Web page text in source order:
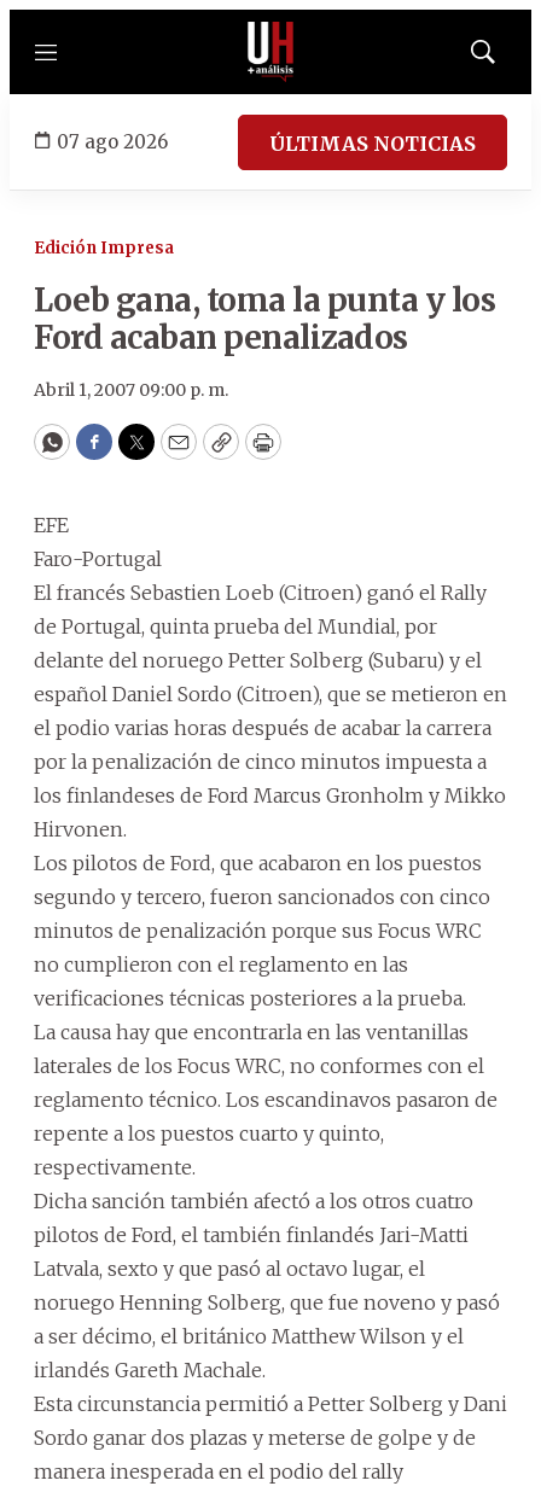
Menú
Mostrar
07 ago 2026 ÚLTIMAS NOTICIAS
Edición Impresa
Loeb gana, toma la punta y los
Ford acaban penalizados
Abril 1, 2007 09:00 p. m.
WhatsApp
Facebook
Twitter
EmailCopyPrint
EFE
Faro-Portugal
El francés Sebastien Loeb (Citroen) ganó el Rally
de Portugal, quinta prueba del Mundial, por
delante del noruego Petter Solberg (Subaru) y el
español Daniel Sordo (Citroen), que se metieron en
el podio varias horas después de acabar la carrera
por la penalización de cinco minutos impuesta a
los finlandeses de Ford Marcus Gronholm y Mikko
Hirvonen.
Los pilotos de Ford, que acabaron en los puestos
segundo y tercero, fueron sancionados con cinco
minutos de penalización porque sus Focus WRC
no cumplieron con el reglamento en las
verificaciones técnicas posteriores a la prueba.
La causa hay que encontrarla en las ventanillas
laterales de los Focus WRC, no conformes con el
reglamento técnico. Los escandinavos pasaron de
repente a los puestos cuarto y quinto,
respectivamente.
Dicha sanción también afectó a los otros cuatro
pilotos de Ford, el también finlandés Jari-Matti
Latvala, sexto y que pasó al octavo lugar, el
noruego Henning Solberg, que fue noveno y pasó
a ser décimo, el británico Matthew Wilson y el
irlandés Gareth Machale.
Esta circunstancia permitió a Petter Solberg y Dani
Sordo ganar dos plazas y meterse de golpe y de
manera inesperada en el podio del rally